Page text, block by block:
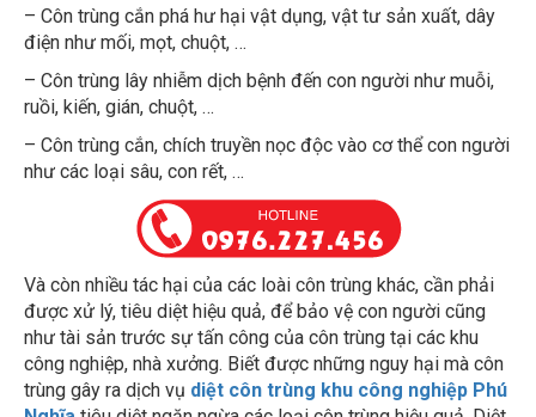
điện như mối, mọt, chuột, …
– Côn trùng lây nhiễm dịch bệnh đến con người như muỗi,
ruồi, kiến, gián, chuột, …
– Côn trùng cắn, chích truyền nọc độc vào cơ thể con người
như các loại sâu, con rết, …
Và còn nhiều tác hại của các loài côn trùng khác, cần phải
được xử lý, tiêu diệt hiệu quả, để bảo vệ con người cũng
như tài sản trước sự tấn công của côn trùng tại các khu
công nghiệp, nhà xưởng. Biết được những nguy hại mà côn
trùng gây ra dịch vụdiệt côn trùngkhu công nghiệp Phú
Nghĩatiêu diệt ngăn ngừa các loại côn trùng hiệu quả. Diệt